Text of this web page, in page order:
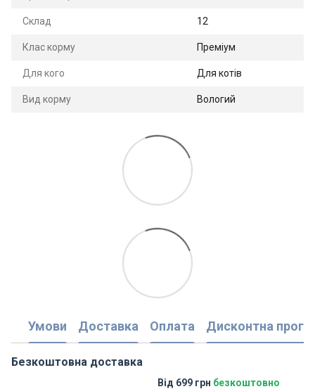
Склад 12
Клас корму Преміум
Для кого Для котів
Вид корму Вологий
Умови Доставка Оплата Дисконтна
Безкоштовна доставка
Від 699 грн безкоштовно